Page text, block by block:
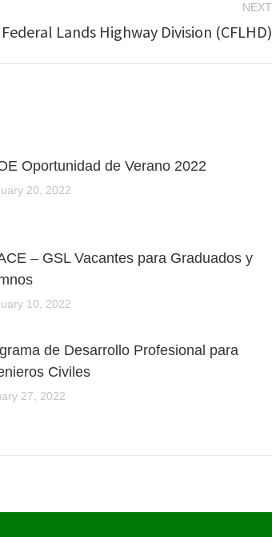
NEXT
Lands Highway Division (CFLHD)
Oportunidad de Verano 2022
20, 2022
– GSL Vacantes para Graduados y
10, 2022
de Desarrollo Profesional para
Civiles
27, 2022